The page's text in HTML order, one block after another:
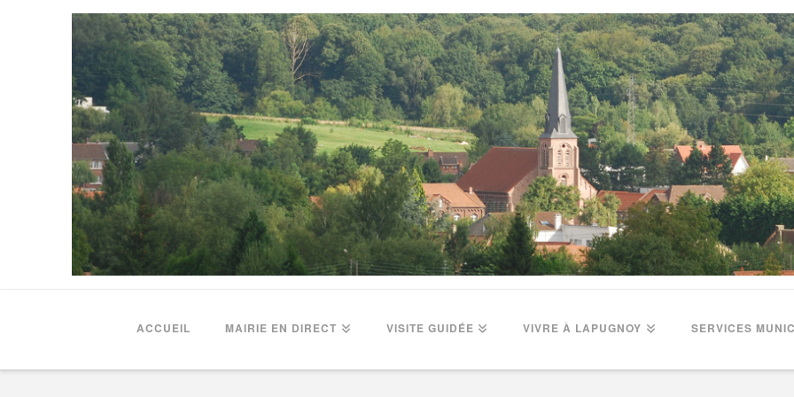
ACCUEIL MAIRIE EN DIRECT VISITE GUIDÉE VIVRE À LAPUGNOY SERVICES